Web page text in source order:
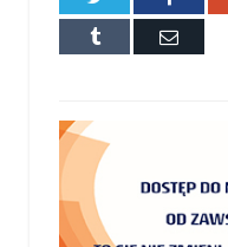
Tumblr
E-